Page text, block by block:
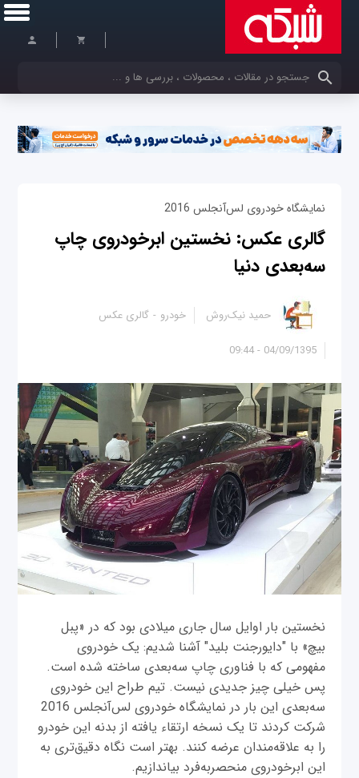
کلمات کلیدی خود را وارد کنید
نمایشگاه خودروی لس‌آنجلس 2016
گالری عکس: نخستین ابرخودروی چاپ
سه‌بعدی دنیا
04/09/1395 - 09:44
حمید نیک‌روش خودرو گالری عکس
نخستین بار اوایل سال جاری میلادی بود که در «پبل
بیچ» با "دایورجنت بلید" آشنا شدیم: یک خودروی
مفهومی که با فناوری چاپ سه‌بعدی ساخته شده است.
پس خیلی چیز جدیدی نیست. تیم طراح این خودروی
سه‌بعدی این بار در نمایشگاه خودروی لس‌آنجلس 2016
شرکت کردند تا یک نسخه ارتقاء یافته از بدنه این خودرو
را به علاقه‌مندان عرضه کنند. بهتر است نگاه دقیق‌تری به
این ابرخودروی منحصر‌به‌فرد بیاندازیم.